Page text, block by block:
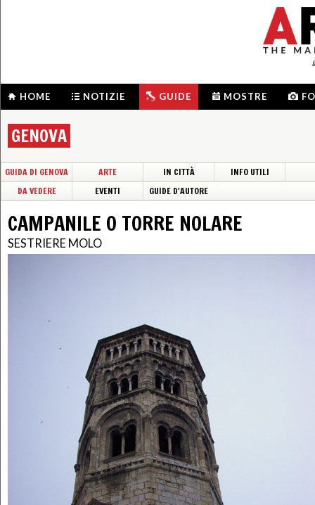
HOME NOTIZIE GUIDE MOSTRE
GENOVA
GUIDA DI GENOVA ARTE IN CITTÀ
INFO UTILI
DA VEDERE
EVENTI GUIDE D'AUTORE
CAMPANILE O TORRE NOLARE
SESTRIERE MOLO